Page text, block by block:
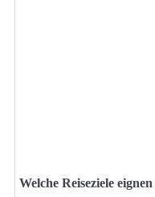
Welche Reiseziele